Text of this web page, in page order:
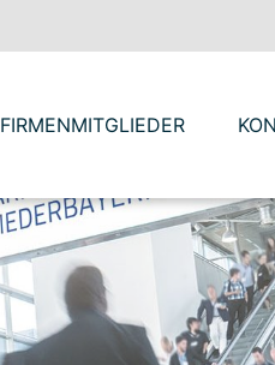
FIRMENMITGLIEDER